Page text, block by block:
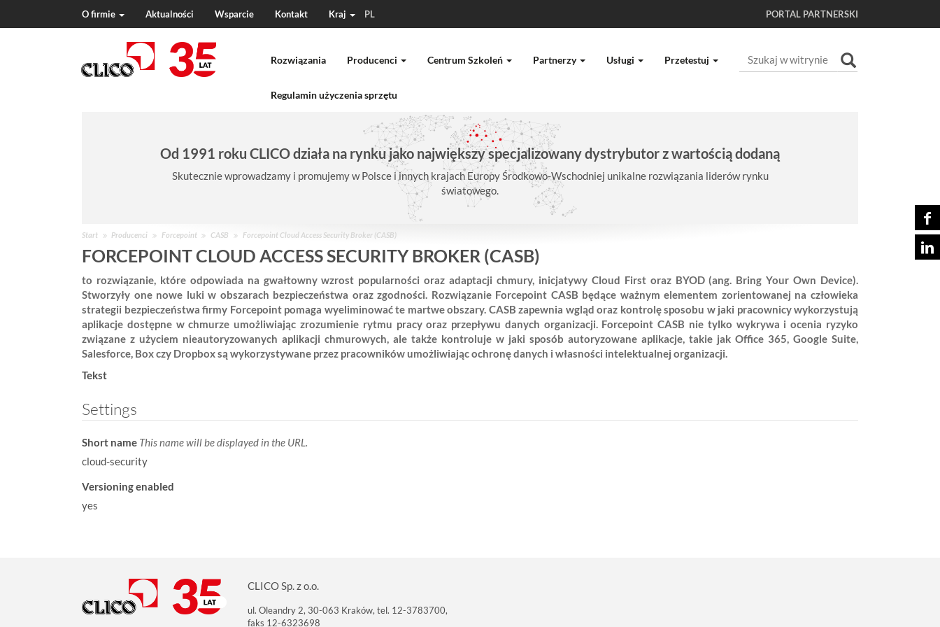
O firmie Aktualności Wsparcie Kontakt Kraj PL PORTAL PARTNERSKI
Rozwiązania Producenci Centrum Szkoleń Partnerzy Usługi Przetestuj
Regulamin użyczenia sprzętu
Szukaj
Od 1991 roku CLICO działa na rynku jako największy specjalizowany dystrybutor z wartością dodaną
Skutecznie wprowadzamy i promujemy w Polsce i innych krajach Europy Środkowo-Wschodniej unikalne rozwiązania liderów rynku
światowego.
J
e
s
t
e
ś
w
:
Start Producenci Forcepoint CASB Forcepoint Cloud Access Security Broker (CASB)
FORCEPOINT CLOUD ACCESS SECURITY BROKER (CASB)
to rozwiązanie, które odpowiada na gwałtowny wzrost popularności oraz adaptacji chmury, inicjatywy Cloud First oraz BYOD (ang. Bring Your Own Device).
Stworzyły one nowe luki w obszarach bezpieczeństwa oraz zgodności. Rozwiązanie Forcepoint CASB będące ważnym elementem zorientowanej na człowieka
strategii bezpieczeństwa firmy Forcepoint pomaga wyeliminować te martwe obszary. CASB zapewnia wgląd oraz kontrolę sposobu w jaki pracownicy wykorzystują
aplikacje dostępne w chmurze umożliwiając zrozumienie rytmu pracy oraz przepływu danych organizacji. Forcepoint CASB nie tylko wykrywa i ocenia ryzyko
związane z użyciem nieautoryzowanych aplikacji chmurowych, ale także kontroluje w jaki sposób autoryzowane aplikacje, takie jak Office 365, Google Suite,
Salesforce, Box czy Dropbox są wykorzystywane przez pracowników umożliwiając ochronę danych i własności intelektualnej organizacji.
Tekst
Settings
Short name This name will be displayed in the URL.
cloud-security
Versioning enabled
yes
CLICO Sp. z o.o.
ul. Oleandry 2, 30-063 Kraków, tel. 12-3783700,
faks 12-6323698